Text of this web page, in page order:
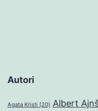
Autori
Agata Kristi (20) Albert